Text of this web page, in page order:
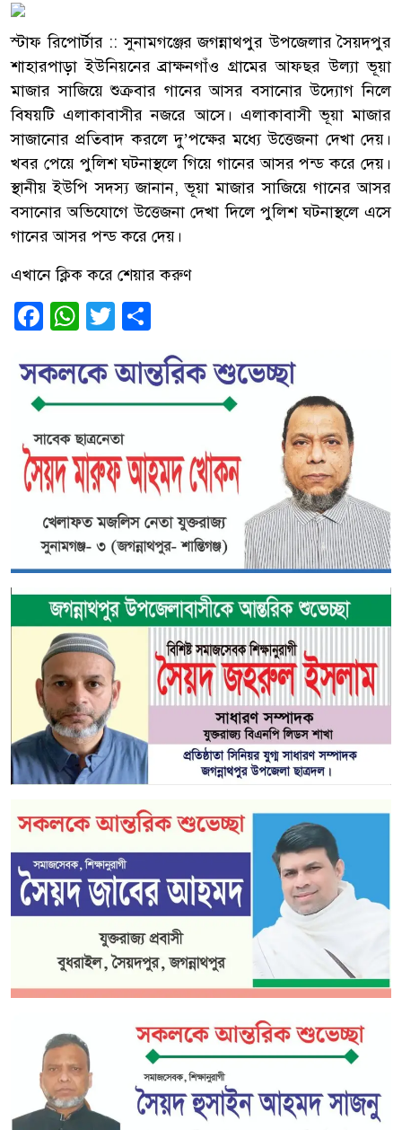
স্টাফ রিপোর্টার :: সুনামগঞ্জের জগন্নাথপুর উপজেলার সৈয়দপুর
শাহারপাড়া ইউনিয়নের ব্রাক্ষনগাঁও গ্রামের আফছর উল্যা ভূয়া
মাজার সাজিয়ে শুক্রবার গানের আসর বসানোর উদ্যোগ নিলে
বিষয়টি এলাকাবাসীর নজরে আসে। এলাকাবাসী ভূয়া মাজার
সাজানোর প্রতিবাদ করলে দু’পক্ষের মধ্যে উত্তেজনা দেখা দেয়।
খবর পেয়ে পুলিশ ঘটনাস্থলে গিয়ে গানের আসর পন্ড করে দেয়।
স্থানীয় ইউপি সদস্য জানান, ভূয়া মাজার সাজিয়ে গানের আসর
বসানোর অভিযোগে উত্তেজনা দেখা দিলে পুলিশ ঘটনাস্থলে এসে
গানের আসর পন্ড করে দেয়।
এখানে ক্লিক করে শেয়ার করুণ
Facebook
WhatsApp
Twitter